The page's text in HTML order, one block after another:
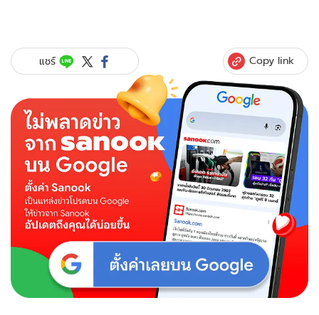
แชร์ Copy link